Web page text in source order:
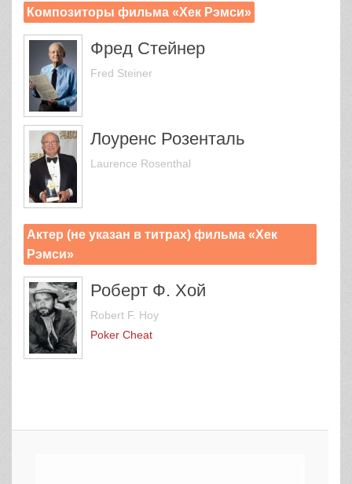
Композиторы фильма «Хек Рэмси»
Фред Стейнер
Fred Steiner
Лоуренс Розенталь
Laurence Rosenthal
Актер (не указан в титрах) фильма «Хек
Рэмси»
Роберт Ф. Хой
Robert F. Hoy
Poker Cheat